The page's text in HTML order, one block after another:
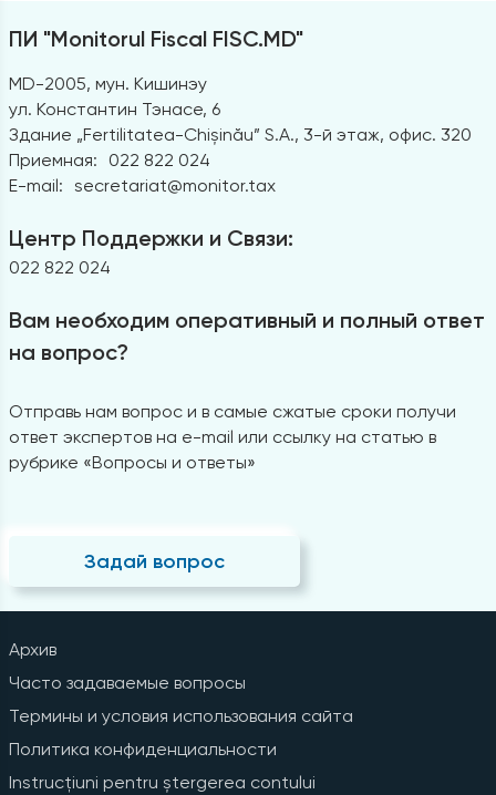
ПИ "Monitorul Fiscal FISC.MD"
MD-2005, мун. Кишинэу
ул. Константин Тэнасе, 6
Здание „Fertilitatea-Chișinău” S.A., 3-й этаж, офис. 320
Приемная:
022 822 024
E-mail: secretariat@monitor.tax
Центр Поддержки и Связи:
022 822 024
Вам необходим оперативный и полный ответ
на вопрос?
Отправь нам вопрос и в самые сжатые сроки получи
ответ экспертов на e-mail или ссылку на статью в
рубрике «Вопросы и ответы»
Задай вопрос
Архив
Часто задаваемые вопросы
Термины и условия использования сайта
Политика конфиденциальности
Instrucțiuni pentru ștergerea contului